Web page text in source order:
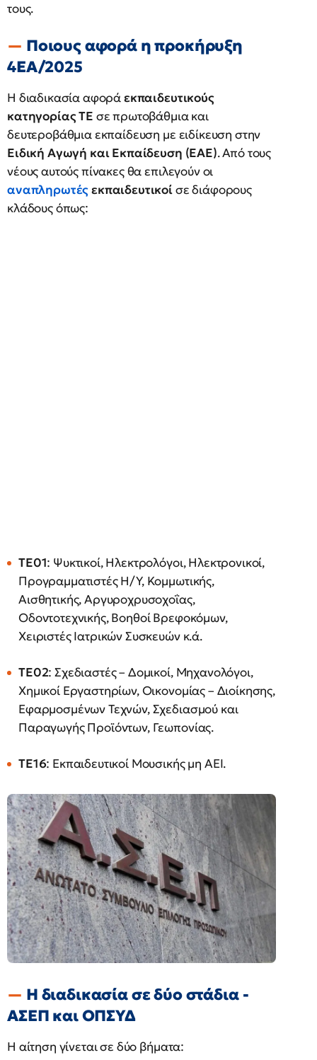
τους.
Ποιους αφορά η προκήρυξη
4ΕΑ/2025
Η διαδικασία αφοράεκπαιδευτικούς
κατηγορίας ΤΕ σε πρωτοβάθμια και
δευτεροβάθμια εκπαίδευση με ειδίκευση στην
Ειδική Αγωγή και Εκπαίδευση (ΕΑΕ). Από τους
νέους αυτούς πίνακες θα επιλεγούν οι
αναπληρωτέςεκπαιδευτικοίσε διάφορους
κλάδους όπως:
ΤΕ01: Ψυκτικοί, Ηλεκτρολόγοι, Ηλεκτρονικοί,
Προγραμματιστές Η/Υ, Κομμωτικής,
Αισθητικής, Αργυροχρυσοχοΐας,
Οδοντοτεχνικής, Βοηθοί Βρεφοκόμων,
Χειριστές Ιατρικών Συσκευών κ.ά.
ΤΕ02: Σχεδιαστές – Δομικοί, Μηχανολόγοι,
Χημικοί Εργαστηρίων, Οικονομίας – Διοίκησης,
Εφαρμοσμένων Τεχνών, Σχεδιασμού και
Παραγωγής Προϊόντων, Γεωπονίας.
ΤΕ16: Εκπαιδευτικοί Μουσικής μη ΑΕΙ.
Η διαδικασία σε δύο στάδια -
ΑΣΕΠ και ΟΠΣΥΔ
Η αίτηση γίνεται σε δύο βήματα: